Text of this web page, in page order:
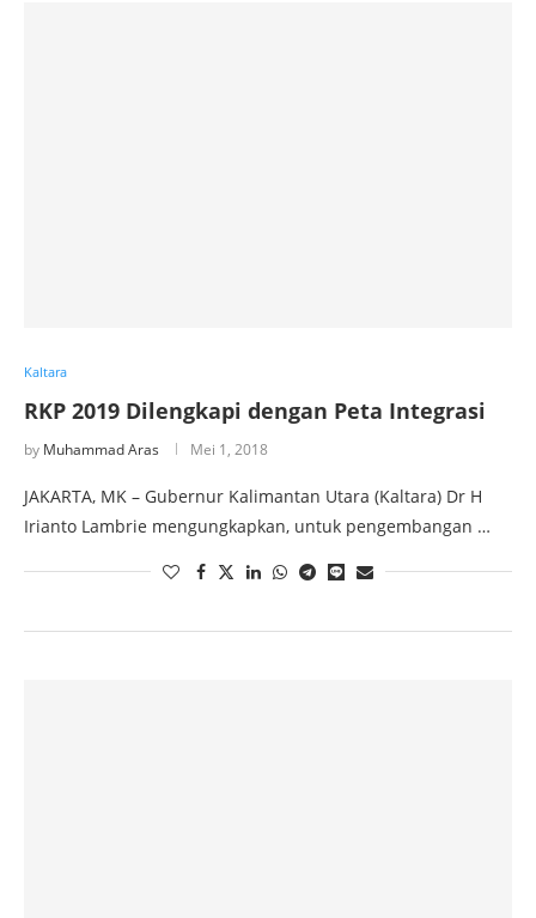
Kaltara
RKP 2019 Dilengkapi dengan Peta Integrasi
by Muhammad Aras Mei 1, 2018
JAKARTA, MK – Gubernur Kalimantan Utara (Kaltara) Dr H
Irianto Lambrie mengungkapkan, untuk pengembangan …